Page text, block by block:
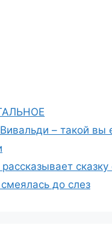
– такой вы
до слез